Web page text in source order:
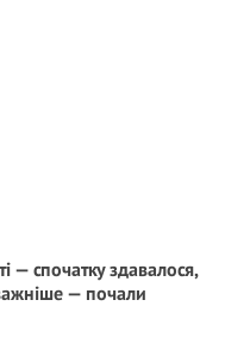
— спочатку здавалося,
— почали